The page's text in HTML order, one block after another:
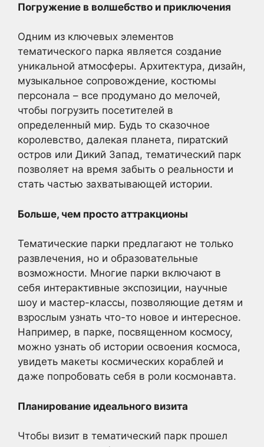
Погружение в волшебство и приключения
Одним из ключевых элементов
тематического парка является создание
уникальной атмосферы. Архитектура, дизайн,
музыкальное сопровождение, костюмы
персонала – все продумано до мелочей,
чтобы погрузить посетителей в
определенный мир. Будь то сказочное
королевство, далекая планета, пиратский
остров или Дикий Запад, тематический парк
позволяет на время забыть о реальности и
стать частью захватывающей истории.
Больше, чем просто аттракционы
Тематические парки предлагают не только
развлечения, но и образовательные
возможности. Многие парки включают в
себя интерактивные экспозиции, научные
шоу и мастер-классы, позволяющие детям и
взрослым узнать что-то новое и интересное.
Например, в парке, посвященном космосу,
можно узнать об истории освоения космоса,
увидеть макеты космических кораблей и
даже попробовать себя в роли космонавта.
Планирование идеального визита
Чтобы визит в тематический парк прошел